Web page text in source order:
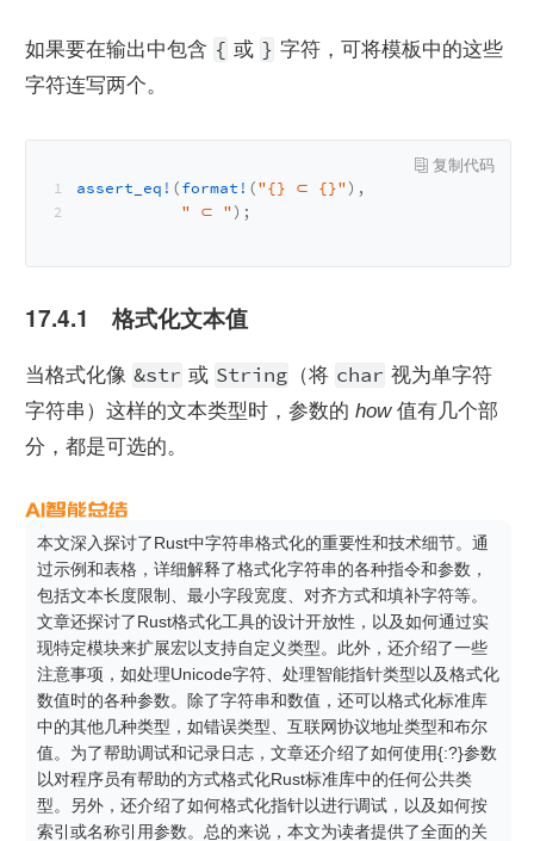
如果要在输出中包含 { 或 } 字符，可将模板中的这些
字符连写两个。
assert_eq! (format! ("{} ⊂ {}"),
" ⊂ ");
17.4.1　格式化文本值
当格式化像 &str 或 String （将 char 视为单字符
字符串）这样的文本类型时，参数的 how 值有几个部
分，都是可选的。
本文深入探讨了Rust中字符串格式化的重要性和技术细节。通
过示例和表格，详细解释了格式化字符串的各种指令和参数，
包括文本长度限制、最小字段宽度、对齐方式和填补字符等。
文章还探讨了Rust格式化工具的设计开放性，以及如何通过实
现特定模块来扩展宏以支持自定义类型。此外，还介绍了一些
注意事项，如处理Unicode字符、处理智能指针类型以及格式化
数值时的各种参数。除了字符串和数值，还可以格式化标准库
中的其他几种类型，如错误类型、互联网协议地址类型和布尔
值。为了帮助调试和记录日志，文章还介绍了如何使用{:?}参数
以对程序员有帮助的方式格式化Rust标准库中的任何公共类
型。另外，还介绍了如何格式化指针以进行调试，以及如何按
索引或名称引用参数。总的来说，本文为读者提供了全面的关